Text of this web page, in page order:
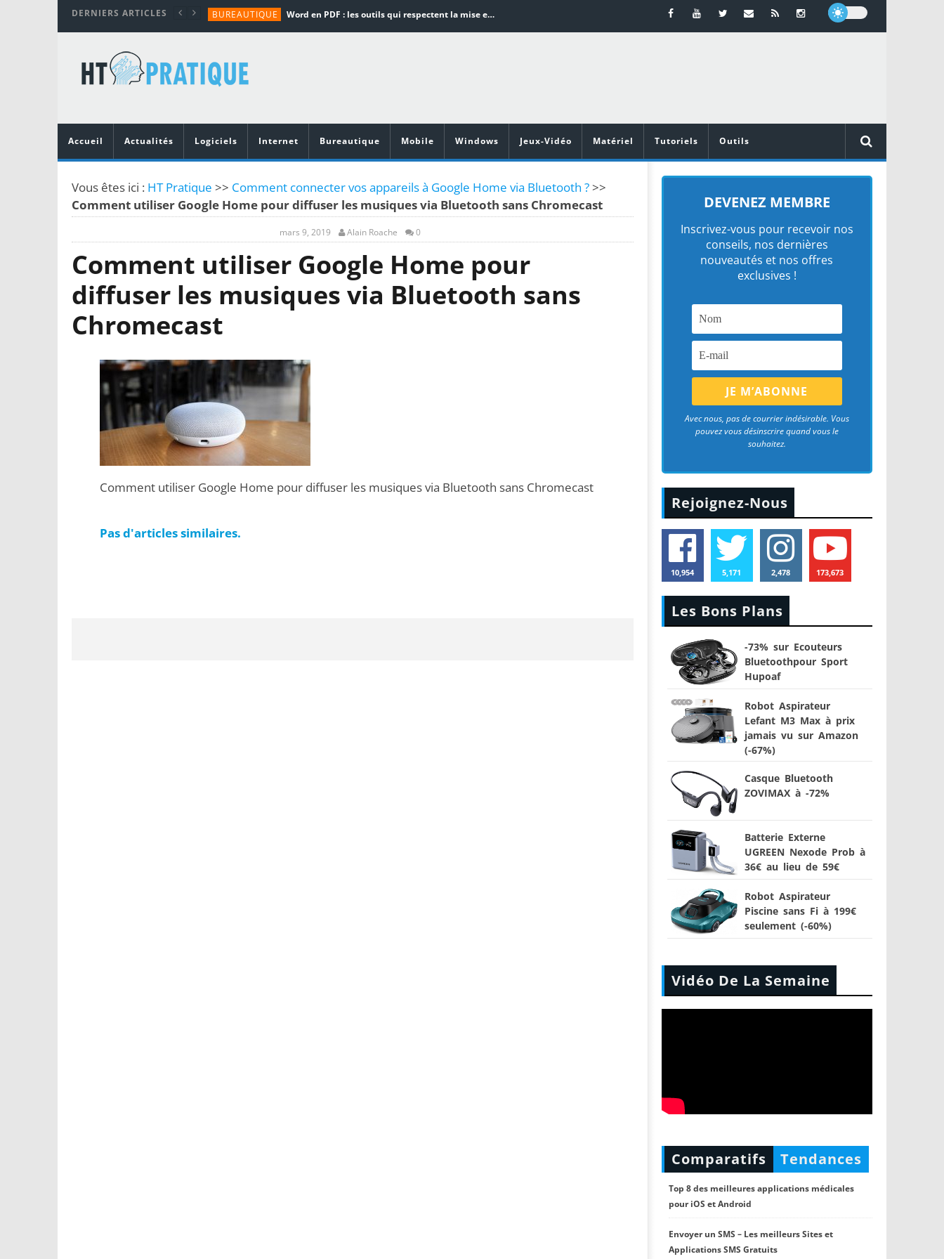
DERNIERS ARTICLES BUREAUTIQUE Word en PDF : les outils qui respectent la mise en page
TUTORIALS
MATÉRIEL
Vidéoprojecteurs Asus : Top 6 des meilleurs modèles de la marque
Accueil
Actualités Logiciels Internet Bureautique Mobile Windows Jeux-Vidéo Matériel Tutoriels Outils
Vous êtes ici : HT Pratique >> Comment connecter vos appareils à Google Home via Bluetooth ?>>
Comment utiliser Google Home pour diffuser les musiques via Bluetooth sans Chromecast
mars 9, 2019 Alain Roache 0
Comment utiliser Google Home pour
diffuser les musiques via Bluetooth sans
Chromecast
Comment utiliser Google Home pour diffuser les musiques via Bluetooth sans Chromecast
Pas d'articles similaires.
DEVENEZ MEMBRE
Inscrivez-vous pour recevoir nos
conseils, nos dernières
nouveautés et nos offres
exclusives !
Avec nous, pas de courrier indésirable. Vous
pouvez vous désinscrire quand vous le
souhaitez.
Rejoignez-Nous
10,954 5,171 2,478 173,673
Les Bons Plans
-73% sur Ecouteurs
Bluetoothpour Sport
Hupoaf
Robot Aspirateur
Lefant M3 Max à prix
jamais vu sur Amazon
(-67%)
Casque Bluetooth
ZOVIMAX à -72%
Batterie Externe
UGREEN Nexode Prob à
36€ au lieu de 59€
Robot Aspirateur
Piscine sans Fi à 199€
seulement (-60%)
Vidéo De La Semaine
Comparatifs Tendances
Top 8 des meilleures applications médicales
pour iOS et Android
Envoyer un SMS – Les meilleurs Sites et
Applications SMS Gratuits